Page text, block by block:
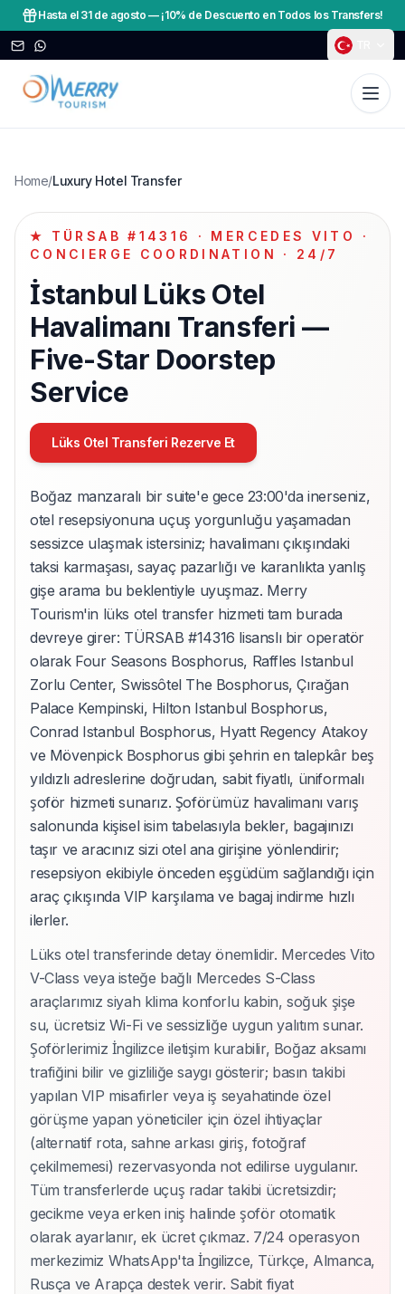
Hasta el 31 de agosto — ¡10% de Descuento en Todos los Transfers!
Home/Luxury Hotel Transfer
★ TÜRSAB #14316 · MERCEDES VITO ·
CONCIERGE COORDINATION · 24/7
İstanbul Lüks Otel
Havalimanı Transferi —
Five-Star Doorstep
Service
Lüks Otel Transferi Rezerve Et
Boğaz manzaralı bir suite'e gece 23:00'da inerseniz,
otel resepsiyonuna uçuş yorgunluğu yaşamadan
sessizce ulaşmak istersiniz; havalimanı çıkışındaki
taksi karmaşası, sayaç pazarlığı ve karanlıkta yanlış
gişe arama bu beklentiyle uyuşmaz. Merry
Tourism'in lüks otel transfer hizmeti tam burada
devreye girer: TÜRSAB #14316 lisanslı bir operatör
olarak Four Seasons Bosphorus, Raffles Istanbul
Zorlu Center, Swissôtel The Bosphorus, Çırağan
Palace Kempinski, Hilton Istanbul Bosphorus,
Conrad Istanbul Bosphorus, Hyatt Regency Atakoy
ve Mövenpick Bosphorus gibi şehrin en talepkâr beş
yıldızlı adreslerine doğrudan, sabit fiyatlı, üniformalı
şoför hizmeti sunarız. Şoförümüz havalimanı varış
salonunda kişisel isim tabelasıyla bekler, bagajınızı
taşır ve aracınız sizi otel ana girişine yönlendirir;
resepsiyon ekibiyle önceden eşgüdüm sağlandığı için
araç çıkışında VIP karşılama ve bagaj indirme hızlı
ilerler.
Lüks otel transferinde detay önemlidir. Mercedes Vito
V-Class veya isteğe bağlı Mercedes S-Class
araçlarımız siyah klima konforlu kabin, soğuk şişe
su, ücretsiz Wi-Fi ve sessizliğe uygun yalıtım sunar.
Şoförlerimiz İngilizce iletişim kurabilir, Boğaz aksamı
trafiğini bilir ve gizliliğe saygı gösterir; basın takibi
yapılan VIP misafirler veya iş seyahatinde özel
görüşme yapan yöneticiler için özel ihtiyaçlar
(alternatif rota, sahne arkası giriş, fotoğraf
çekilmemesi) rezervasyonda not edilirse uygulanır.
Tüm transferlerde uçuş radar takibi ücretsizdir;
gecikme veya erken iniş halinde şoför otomatik
olarak ayarlanır, ek ücret çıkmaz. 7/24 operasyon
merkezimiz WhatsApp'ta İngilizce, Türkçe, Almanca,
Rusça ve Arapça destek verir. Sabit fiyat